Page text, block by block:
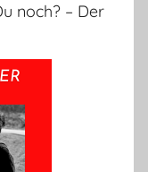
noch? – Der